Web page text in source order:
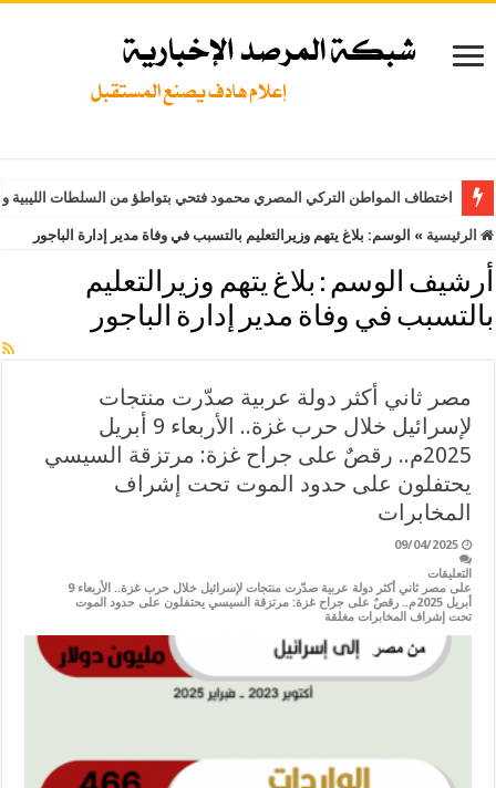
اختطاف المواطن التركي المصري محمود فتحي بتواطؤ من السلطات
الرئيسية » الوسم: بلاغ يتهم وزيرالتعليم بالتسبب في وفاة مدير إدارة الباجور
أرشيف الوسم : بلاغ يتهم وزيرالتعليم
بالتسبب في وفاة مدير إدارة الباجور
مصر ثاني أكثر دولة عربية صدّرت منتجات
لإسرائيل خلال حرب غزة.. الأربعاء 9 أبريل
2025م.. رقصٌ على جراح غزة: مرتزقة السيسي
يحتفلون على حدود الموت تحت إشراف
المخابرات
09/04/2025
التعليقات
على مصر ثاني أكثر دولة عربية صدّرت منتجات لإسرائيل خلال حرب غزة.. الأربعاء 9
أبريل 2025م.. رقصٌ على جراح غزة: مرتزقة السيسي يحتفلون على حدود الموت
تحت إشراف المخابرات مغلقة